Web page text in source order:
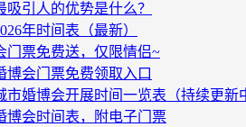
吸引人的优势是什么？
年时间表（最新）
门票免费送，仅限情侣~
博会门票免费领取入口
市婚博会开展时间一览表（持续更新
博会时间表，附电子门票